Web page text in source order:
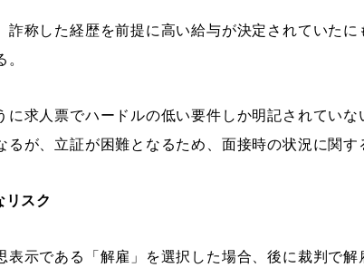
詐称した経歴を前提に高い給与が決定されていた
に求人票でハードルの低い要件しか明記されてい
るが、立証が困難となるため、面接時の状況に関す
リスク
表示である「解雇」を選択した場合、後に裁判で